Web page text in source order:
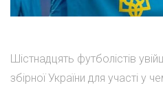
Шістнадцять футболістів
збірної України для участі у